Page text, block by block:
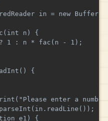
in = new
n) {
1 : n * fac(n - 1);
{
enter a
e1) {